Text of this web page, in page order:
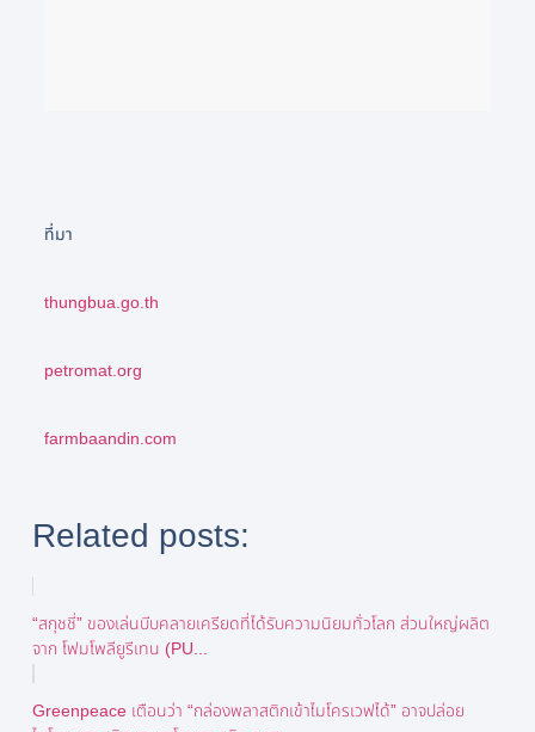
ที่มา
thungbua.go.th
petromat.org
farmbaandin.com
Related posts:
“สกุชชี่” ของเล่นบีบคลายเครียดที่ได้รับความนิยมทั่วโลก ส่วนใหญ่ผลิต
จาก โฟมโพลียูรีเทน (PU...
Greenpeace เตือนว่า “กล่องพลาสติกเข้าไมโครเวฟได้” อาจปล่อย